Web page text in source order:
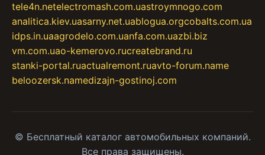
tele4n.netelectromash.com.uastroymnogo.com
analitica.kiev.uasarny.net.uablogua.orgcobalts.com.ua
idps.in.uaagrodelo.com.uanfa.com.uazbi.biz
vm.com.uao-kemerovo.rucreatebrand.ru
stanki-portal.ruactualremont.ruavto-forum.name
beloozersk.namedizajn-gostinoj.com
© Бесплатный каталог автомобильных компаний.
Все права защищены.